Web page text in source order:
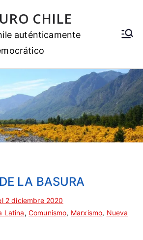
CHILE
auténticamente
LA BASURA
2 diciembre 2020
Latina, Comunismo, Marxismo, Nueva